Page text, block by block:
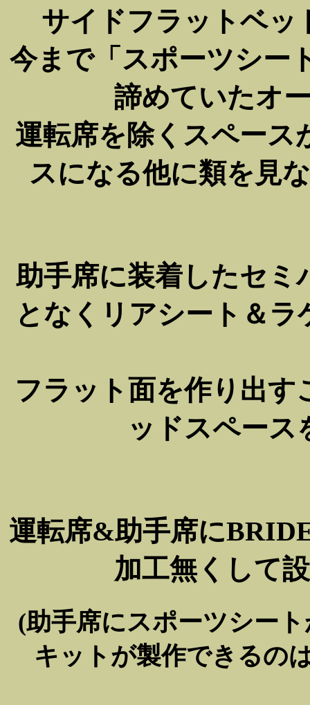
サイドフラットベッ
今まで「スポーツシー
諦めていたオ
運転席を除くスペース
スになる他に類を見
助手席に装着したセミ
となくリアシート＆
フラット面を作り出
ッドスペース
運転席&助手席に
加工無くして
(助手席にスポーツシー
キットが製作できるの